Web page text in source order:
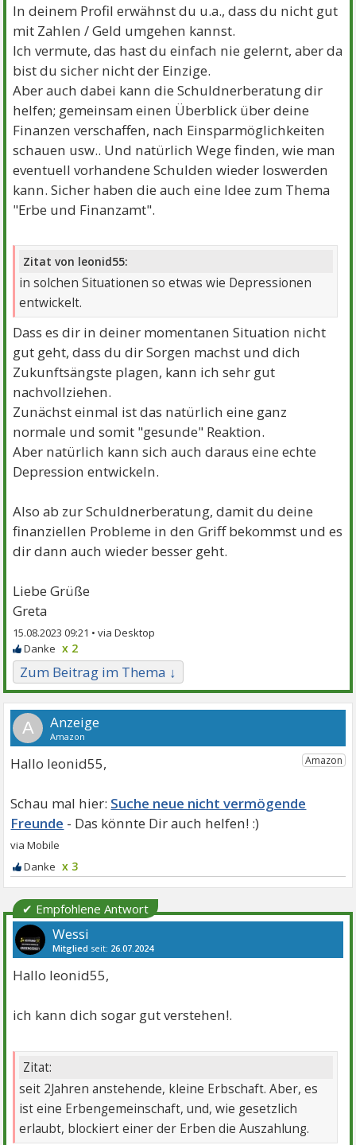
In deinem Profil erwähnst du u.a., dass du nicht gut
mit Zahlen / Geld umgehen kannst.
Ich vermute, das hast du einfach nie gelernt, aber da
bist du sicher nicht der Einzige.
Aber auch dabei kann die Schuldnerberatung dir
helfen; gemeinsam einen Überblick über deine
Finanzen verschaffen, nach Einsparmöglichkeiten
schauen usw.. Und natürlich Wege finden, wie man
eventuell vorhandene Schulden wieder loswerden
kann. Sicher haben die auch eine Idee zum Thema
"Erbe und Finanzamt".
Zitat von leonid55:
in solchen Situationen so etwas wie Depressionen
entwickelt.
Dass es dir in deiner momentanen Situation nicht
gut geht, dass du dir Sorgen machst und dich
Zukunftsängste plagen, kann ich sehr gut
nachvollziehen.
Zunächst einmal ist das natürlich eine ganz
normale und somit "gesunde" Reaktion.
Aber natürlich kann sich auch daraus eine echte
Depression entwickeln.
Also ab zur Schuldnerberatung, damit du deine
finanziellen Probleme in den Griff bekommst und es
dir dann auch wieder besser geht.
Liebe Grüße
Greta
15.08.2023 09:21 •
x 2
Zum Beitrag im Thema ↓
A
Hallo leonid55,
Suche neue nicht vermögende
Freunde
x 3
✔ Empfohlene Antwort
Wessi
Mitglied seit: 26.07.2024
Hallo leonid55,
ich kann dich sogar gut verstehen!.
Zitat:
seit 2Jahren anstehende, kleine Erbschaft. Aber, es
ist eine Erbengemeinschaft, und, wie gesetzlich
erlaubt, blockiert einer der Erben die Auszahlung.